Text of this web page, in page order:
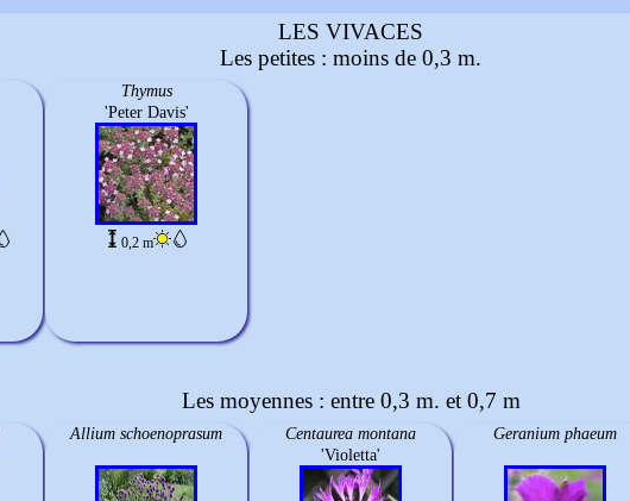
LES VIVACES
Les petites : moins de 0,3 m.
Thymus
'Peter Davis'
0,2 m
Les moyennes : entre 0,3 m. et 0,7 m
Allium schoenoprasum
Centaurea montana
'Violetta'
Geranium phaeum